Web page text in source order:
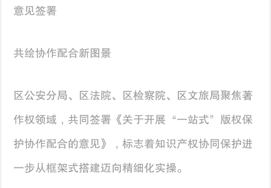
意见签署
共绘协作配合新图景
区公安分局、区法院、区检察院、区文旅局聚焦著
作权领域，共同签署《关于开展“一站式”版权保
护协作配合的意见》，标志着知识产权协同保护进
一步从框架式搭建迈向精细化实操。